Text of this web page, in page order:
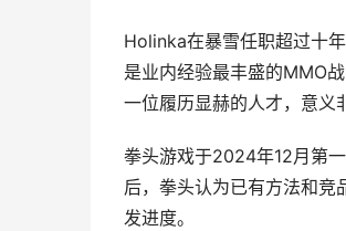
Holinka在暴雪任职超过十
是业内经验最丰盛的MMO
一位履历显赫的人才，意义
拳头游戏于2024年12月第
后，拳头认为已有方法和竞
发进度。